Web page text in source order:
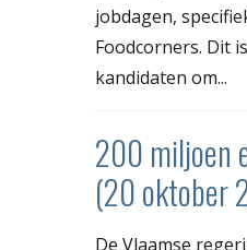
jobdagen,
Foodcorners. Dit
kandidaten om...
200 miljoen
(20 oktober
De Vlaamse